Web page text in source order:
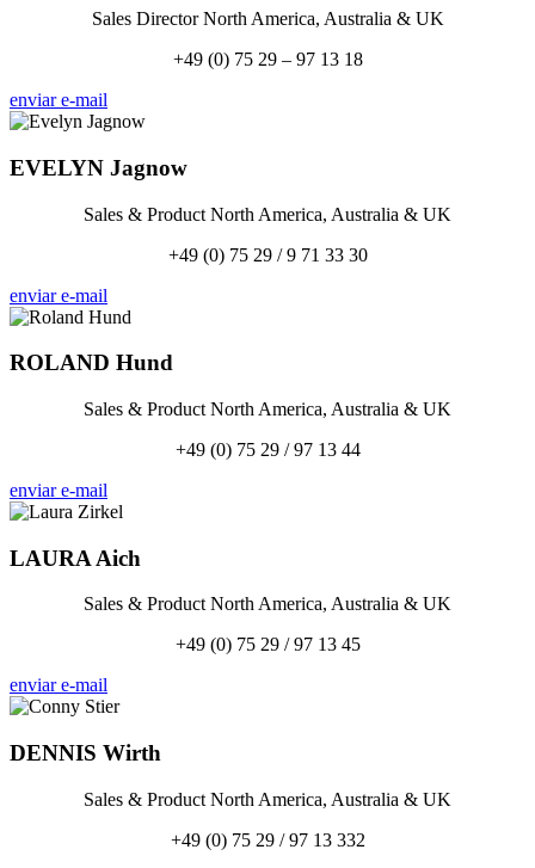
Sales Director North America, Australia & UK
+49 (0) 75 29 – 97 13 18
enviar e-mail
EVELYN Jagnow
Sales & Product North America, Australia & UK
+49 (0) 75 29 / 9 71 33 30
enviar e-mail
ROLAND Hund
Sales & Product North America, Australia & UK
+49 (0) 75 29 / 97 13 44
enviar e-mail
LAURA Aich
Sales & Product North America, Australia & UK
+49 (0) 75 29 / 97 13 45
enviar e-mail
DENNIS Wirth
Sales & Product North America, Australia & UK
+49 (0) 75 29 / 97 13 332